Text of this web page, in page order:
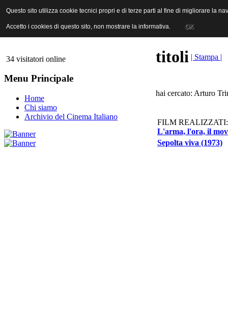
ANICA | Associazione Nazionale Industrie Cinematografiche
34 visitatori online
Menu Principale
Home
Chi siamo
Archivio del Cinema Italiano
titoli | Stampa |
hai cercato: Arturo
FILM REALIZZATI:
L'arma, l'ora, il
Sepolta viva (1973)
Questo sito utilizza cookie tecnici propri e di terze parti al fine di migliorare la
Accetto i cookies di questo sito, non mostrare la informativa. OK
Questo sito utilizza cookie tecnici propri e di terze parti al fine di migliorare la
Accetto i cookies di questo sito, non mostrare la informativa. OK